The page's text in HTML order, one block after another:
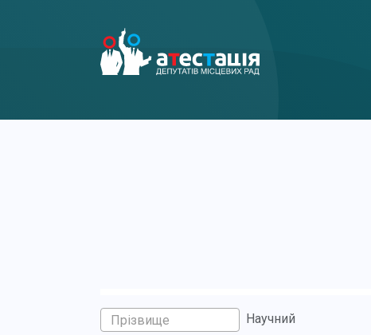
Научний